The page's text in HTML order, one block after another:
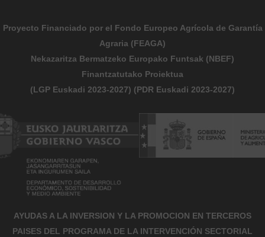
Proyecto Financiado por el Fondo Europeo Agrícola de Garantía
Agraria (FEAGA)
Nekazaritza Bermatzeko Europako Funtsak (NBEF)
Finantzatutako Proiektua
(LGP Euskadi 2023-2027) (PDR Euskadi 2023-2027)
AYUDAS A LA INVERSION Y LA PROMOCION EN TERCEROS
PAISES DEL PROGRAMA DE LA INTERVENCIÓN SECTORIAL